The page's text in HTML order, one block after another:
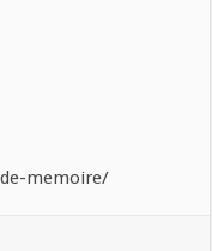
memoire/